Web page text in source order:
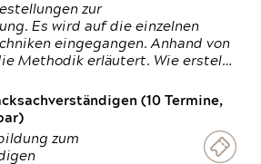
zur
Es wird auf die einzelnen
eingegangen. Anhand von
Methodik erläutert. Wie erstel…
(10 Termine,
zum